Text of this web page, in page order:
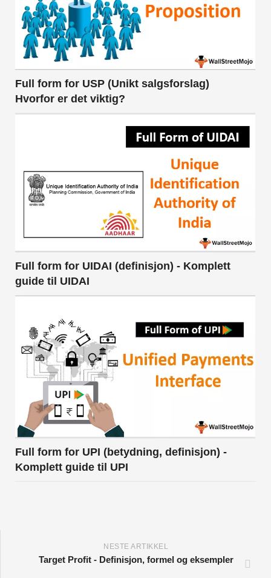
Full form for USP (Unikt salgsforslag)
Hvorfor er det viktig?
Full form for UIDAI (definisjon) - Komplett
guide til UIDAI
Full form for UPI (betydning, definisjon) -
Komplett guide til UPI
NESTE ARTIKKEL
Target Profit - Definisjon, formel og eksempler